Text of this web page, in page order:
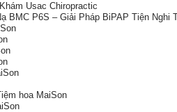
Usac Chiropractic
BMC P6S – Giải Pháp BiPAP Tiện Nghi
hoa MaiSon